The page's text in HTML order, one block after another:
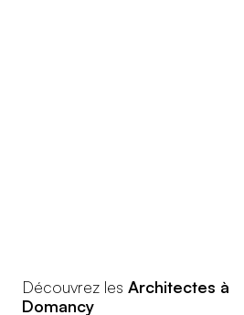
Découvrez les Architectes à
Domancy